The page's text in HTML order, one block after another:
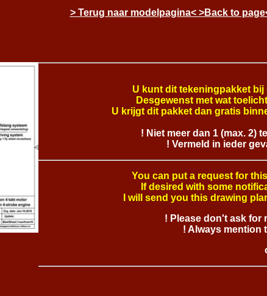
> Terug naar modelpagina< >Back to
U kunt dit tekeningpakket bij
Desgewenst met wat
U krijgt dit pakket dan gratis
! Niet meer dan 1 (max. 2)
! Vermeld in ieder
You can put a request for
If desired with some
I will send you this drawing
! Please don't ask for
! Always mention